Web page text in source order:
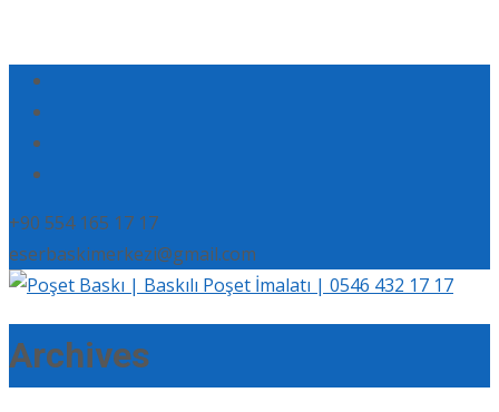
+90 554 165 17 17
eserbaskimerkezi@gmail.com
Archives